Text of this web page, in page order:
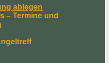
ablegen
– Termine und